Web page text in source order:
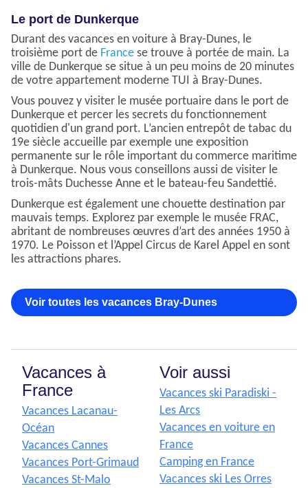
Le port de Dunkerque
Durant des vacances en voiture à Bray-Dunes, le
troisième port de France se trouve à portée de main. La
ville de Dunkerque se situe à un peu moins de 20 minutes
de votre appartement moderne TUI à Bray-Dunes.
Vous pouvez y visiter le musée portuaire dans le port de
Dunkerque et percer les secrets du fonctionnement
quotidien d'un grand port. L’ancien entrepôt de tabac du
19e siècle accueille par exemple une exposition
permanente sur le rôle important du commerce maritime
à Dunkerque. Nous vous conseillons aussi de visiter le
trois-mâts Duchesse Anne et le bateau-feu Sandettié.
Dunkerque est également une chouette destination par
mauvais temps. Explorez par exemple le musée FRAC,
abritant de nombreuses œuvres d’art des années 1950 à
1970. Le Poisson et l’Appel Circus de Karel Appel en sont
les attractions phares.
Voir toutes les vacances Bray-Dunes
Vacances à
France
Vacances Lacanau-
Océan
Vacances Cannes
Vacances Port-Grimaud
Vacances St-Malo
Voir aussi
Vacances ski Paradiski -
Les Arcs
Vacances en voiture en
France
Camping en France
Vacances ski Les Orres